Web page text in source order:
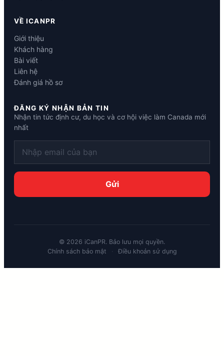
VỀ ICANPR
Giới thiệu
Khách hàng
Bài viết
Liên hệ
Đánh giá hồ sơ
ĐĂNG KÝ NHẬN BẢN TIN
Nhận tin tức định cư, du học và cơ hội việc làm Canada mới
nhất
© 2026 iCanPR. Bảo lưu mọi quyền.
Chính sách bảo mật
· Điều khoản sử dụng